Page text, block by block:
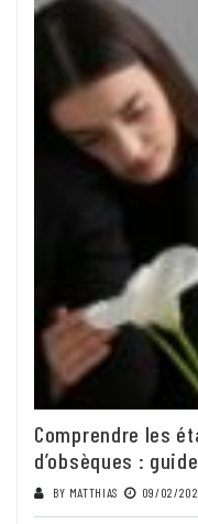
Comprendre les
d’obsèques :
BY MATTHIAS 09/02/